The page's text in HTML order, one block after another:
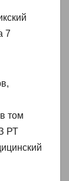
7
том
РТ